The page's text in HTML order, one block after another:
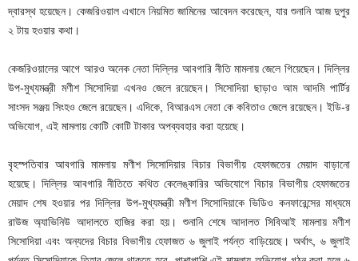
দ্বারস্থ হয়েছেন। কেজরিওয়াল এখানে নিয়মিত জামিনের আবেদন করেছেন, যার শুনানি আজ দুপুর
২ টায় হওয়ার কথা।
কেজরিওয়ালের আগে আরও অনেক নেতা দিল্লির আবগারি নীতি মামলায় জেলে গিয়েছেন। দিল্লির
উপ-মুখ্যমন্ত্রী মণীশ সিসোদিয়া এখনও জেলে রয়েছেন। সিসোদিয়া ছাড়াও আম আদমি পার্টির
সাংসদ সঞ্জয় সিংহও জেলে রয়েছেন। এদিকে, বিআরএস নেতা কে কবিতাও জেলে রয়েছেন। ইডি-র
অভিযোগ, এই মামলায় কোটি কোটি টাকার অপব্যবহার করা হয়েছে।
বৃহস্পতিবার আবগারি মামলায় মণীশ সিসোদিয়ার বিচার বিভাগীয় হেফাজতের মেয়াদ বাড়ানো
হয়েছে। দিল্লির আবগারি নীতিতে কথিত কেলেঙ্কারির অভিযোগে বিচার বিভাগীয় হেফাজতের
মেয়াদ শেষ হওয়ার পর দিল্লির উপ-মুখ্যমন্ত্রী মণীশ সিসোদিয়াকে ভিডিও কনফারেন্সের মাধ্যমে
রাউজ অ্যাভিনিউ আদালতে হাজির করা হয়। শুনানি শেষে আদালত সিবিআই মামলায় মণীশ
সিসোদিয়া এবং অন্যদের বিচার বিভাগীয় হেফাজত ৬ জুলাই পর্যন্ত বাড়িয়েছে। অর্থাৎ, ৬ জুলাই